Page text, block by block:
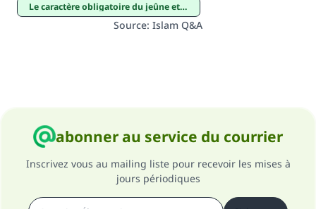
Le caractère obligatoire du jeûne et son mérite
Source: Islam Q&A
abonner au service du courrier
Inscrivez vous au mailing liste pour recevoir les mises à
jours périodiques
Soutenez IslamQA